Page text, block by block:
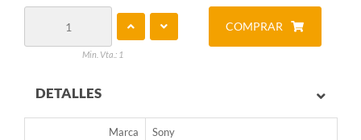
Min. Vta.: 1
COMPRAR
DETALLES
Marca Sony